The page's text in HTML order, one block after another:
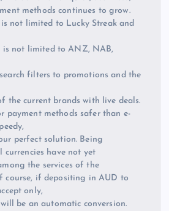
methods continues to grow.
not limited to Lucky Streak and
is not limited to ANZ, NAB,
filters to promotions and the
the current brands with live deals.
payment methods safer than e-
perfect solution. Being
have not yet
the services of the
course, if depositing in AUD to
only,
will be an automatic conversion.